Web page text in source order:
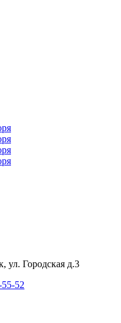
ул. Городская д.3
52